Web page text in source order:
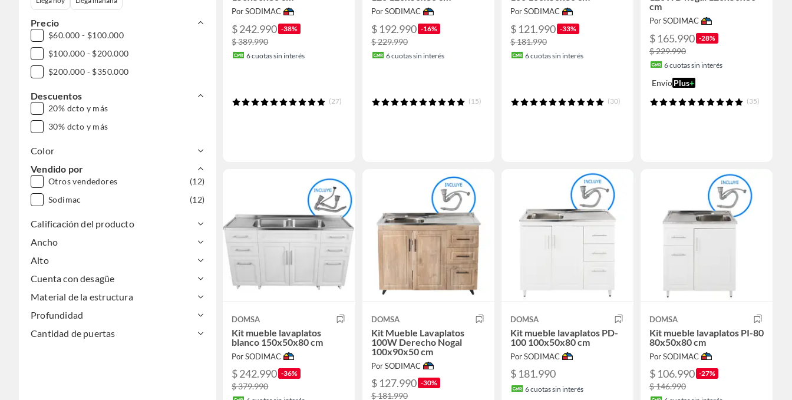
Precio
$60.000 - $100.000
$100.000 - $200.000
$200.000 - $350.000
Descuentos
20% dcto y más
30% dcto y más
Color
Vendido por
Otros vendedores
(12)
Sodimac
(12)
Calificación del producto
Ancho
Alto
Cuenta con desagüe
Material de la estructura
Profundidad
Cantidad de puertas
Por SODIMAC
$ 242.990 -38%
$ 389.990
6cuotas sin interés
(27)
Por SODIMAC
$ 192.990 -16%
$ 229.990
6cuotas sin interés
(15)
Por SODIMAC
$ 121.990 -33%
$ 181.990
6cuotas sin interés
(30)
cm
Por SODIMAC
$ 165.990 -28%
$ 229.990
6cuotas sin interés
EnvíoPlus+
(35)
DOMSA
Kit mueble lavaplatos
blanco 150x50x80 cm
Por SODIMAC
$ 242.990 -36%
$ 379.990
DOMSA
Kit Mueble Lavaplatos
100W Derecho Nogal
100x90x50 cm
Por SODIMAC
$ 127.990 -30%
$ 181.990
DOMSA
Kit mueble lavaplatos PD-
100 100x50x80 cm
Por SODIMAC
$ 181.990
6cuotas sin interés
DOMSA
Kit mueble lavaplatos PI-80
80x50x80 cm
Por SODIMAC
$ 106.990 -27%
$ 146.990